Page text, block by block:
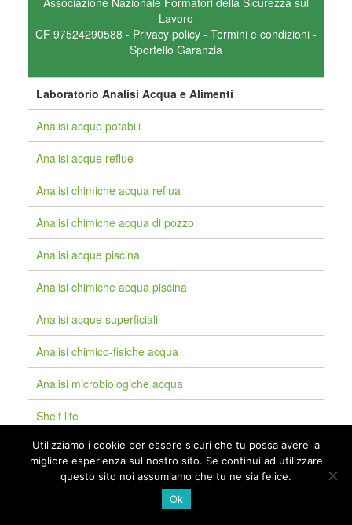
Lavoro
CF 97524290588 - Privacy policy - Termini e condizioni -
Sportello Garanzia
Utilizziamo i cookie per essere sicuri che tu possa avere la
migliore esperienza sul nostro sito. Se continui ad utilizzare
questo sito noi assumiamo che tu ne sia felice.
Ok
Laboratorio Analisi Acqua e Alimenti
Analisi acque potabili
Analisi acque reflue
Analisi chimiche acqua reflua
Analisi chimiche acqua di pozzo
Analisi acque piscina
Analisi chimiche acqua piscina
Analisi acque superficiali
Analisi chimico-fisiche acqua
Analisi microbiologiche acqua
Shelf life
Analisi microbiologiche alimenti
Legionella